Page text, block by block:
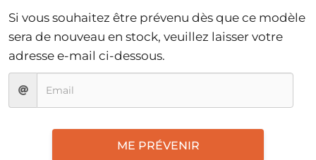
Si vous souhaitez être prévenu dès que ce modèle
sera de nouveau en stock, veuillez laisser votre
adresse e-mail ci-dessous.
ME PRÉVENIR